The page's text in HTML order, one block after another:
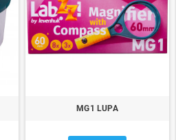
MG1 LUPA